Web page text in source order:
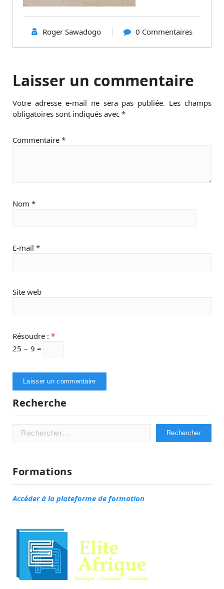
Roger Sawadogo 0 Commentaires
Laisser un commentaire
Votre adresse e-mail ne sera pas publiée. Les champs
obligatoires sont indiqués avec *
Commentaire *
Nom *
E-mail *
Site web
Résoudre : *
25 − 9 =
Recherche
Rechercher :
Formations
Accéder à la plateforme de formation